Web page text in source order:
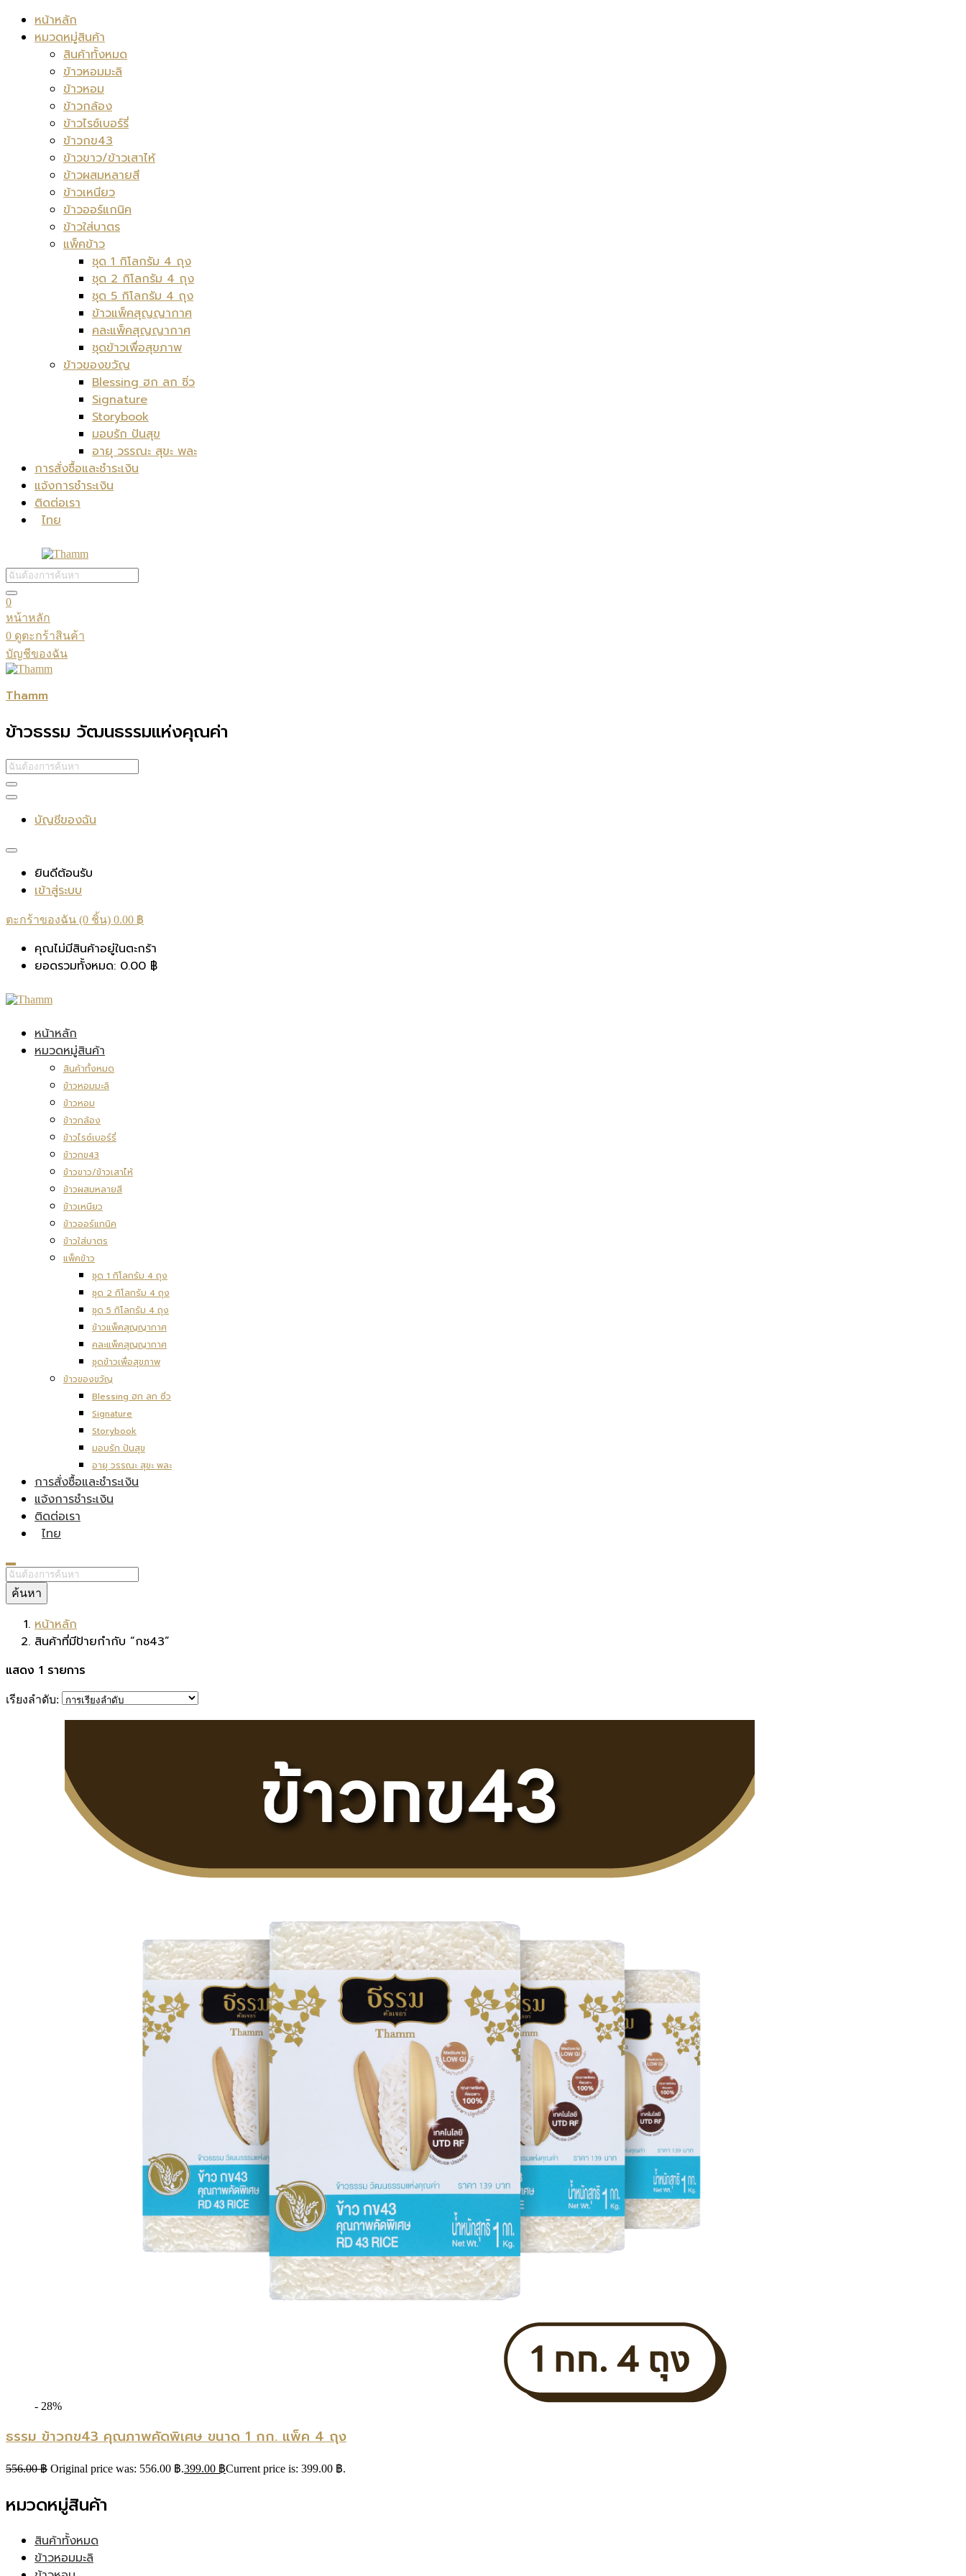
หน้าหลัก
หมวดหมู่สินค้า
สินค้าทั้งหมด
ข้าวหอมมะลิ
ข้าวหอม
ข้าวกล้อง
ข้าวไรซ์เบอร์รี่
ข้าวกข43
ข้าวขาว/ข้าวเสาไห้
ข้าวผสมหลายสี
ข้าวเหนียว
ข้าวออร์แกนิค
ข้าวใส่บาตร
แพ็คข้าว
ชุด 1 กิโลกรัม 4 ถุง
ชุด 2 กิโลกรัม 4 ถุง
ชุด 5 กิโลกรัม 4 ถุง
ข้าวแพ็คสุญญากาศ
คละแพ็คสุญญากาศ
ชุดข้าวเพื่อสุขภาพ
ข้าวของขวัญ
Blessing ฮก ลก ซิ่ว
Signature
Storybook
มอบรัก ปันสุข
อายุ วรรณะ สุขะ พละ
การสั่งซื้อและชำระเงิน
แจ้งการชำระเงิน
ติดต่อเรา
ไทย
0
หน้าหลัก
0 ดูตะกร้าสินค้า
บัญชีของฉัน
Thamm
ข้าวธรรม วัฒนธรรมแห่งคุณค่า
บัญชีของฉัน
ยินดีต้อนรับ
เข้าสู่ระบบ
ตะกร้าของฉัน (0 ชิ้น) 0.00 ฿
คุณไม่มีสินค้าอยู่ในตะกร้า
ยอดรวมทั้งหมด: 0.00 ฿
หน้าหลัก
หมวดหมู่สินค้า
สินค้าทั้งหมด
ข้าวหอมมะลิ
ข้าวหอม
ข้าวกล้อง
ข้าวไรซ์เบอร์รี่
ข้าวกข43
ข้าวขาว/ข้าวเสาไห้
ข้าวผสมหลายสี
ข้าวเหนียว
ข้าวออร์แกนิค
ข้าวใส่บาตร
แพ็คข้าว
ชุด 1 กิโลกรัม 4 ถุง
ชุด 2 กิโลกรัม 4 ถุง
ชุด 5 กิโลกรัม 4 ถุง
ข้าวแพ็คสุญญากาศ
คละแพ็คสุญญากาศ
ชุดข้าวเพื่อสุขภาพ
ข้าวของขวัญ
Blessing ฮก ลก ซิ่ว
Signature
Storybook
มอบรัก ปันสุข
อายุ วรรณะ สุขะ พละ
การสั่งซื้อและชำระเงิน
แจ้งการชำระเงิน
ติดต่อเรา
ไทย
ค้นหา
หน้าหลัก
สินค้าที่มีป้ายกำกับ “กช43”
แสดง 1 รายการ
เรียงลำดับ:
- 28%
ธรรม ข้าวกข43 คุณภาพคัดพิเศษ ขนาด 1 กก. แพ็ค 4 ถุง
556.00฿ Original price was: 556.00 ฿.399.00 ฿Current price is: 399.00 ฿.
หมวดหมู่สินค้า
สินค้าทั้งหมด
ข้าวหอมมะลิ